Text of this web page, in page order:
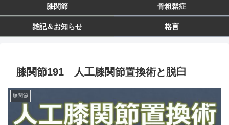
膝関節 骨粗鬆症
雑記＆お知らせ 格言
膝関節191 人工膝関節置換術と脱臼
膝関節